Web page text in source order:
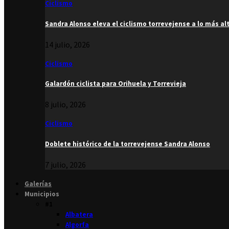
Ciclismo
Sandra Alonso eleva el ciclismo torrevejense a lo más
14 julio, 2026
Ciclismo
Galardón ciclista para Orihuela y Torrevieja
8 julio, 2026
Ciclismo
Doblete histórico de la torrevejense Sandra Alonso
7 julio, 2026
Galerías
Municipios
Albatera
Algorfa